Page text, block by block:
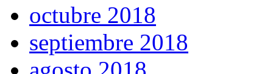
octubre 2018
septiembre 2018